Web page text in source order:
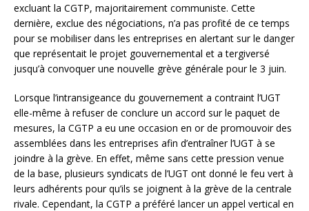
excluant la CGTP, majoritairement communiste. Cette
dernière, exclue des négociations, n’a pas profité de ce temps
pour se mobiliser dans les entreprises en alertant sur le danger
que représentait le projet gouvernemental et a tergiversé
jusqu’à convoquer une nouvelle grève générale pour le 3 juin.
Lorsque l’intransigeance du gouvernement a contraint l’UGT
elle-même à refuser de conclure un accord sur le paquet de
mesures, la CGTP a eu une occasion en or de promouvoir des
assemblées dans les entreprises afin d’entraîner l’UGT à se
joindre à la grève. En effet, même sans cette pression venue
de la base, plusieurs syndicats de l’UGT ont donné le feu vert à
leurs adhérents pour qu’ils se joignent à la grève de la centrale
rivale. Cependant, la CGTP a préféré lancer un appel vertical en